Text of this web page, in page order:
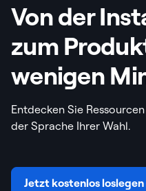
Von der
zum
wenigen
Entdecken Sie
der Sprache Ihrer Wahl.
Jetzt kostenlos loslegen